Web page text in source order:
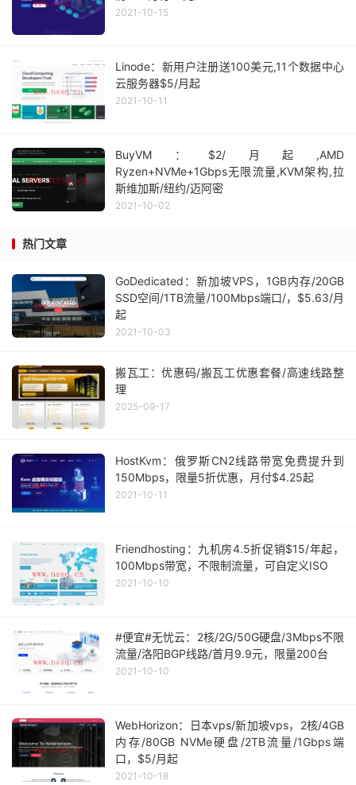
2021-10-15
Linode：新用户注册送100美元,11个数据中心
云服务器$5/月起
2021-10-11
BuyVM：$2/月起,AMD
Ryzen+NVMe+1Gbps无限流量,KVM架构,拉
斯维加斯/纽约/迈阿密
2021-10-02
热门文章
GoDedicated：新加坡VPS，1GB内存/20GB
SSD空间/1TB流量/100Mbps端口/，$5.63/月
起
2021-10-03
搬瓦工：优惠码/搬瓦工优惠套餐/高速线路整
理
2025-09-17
HostKvm：俄罗斯CN2线路带宽免费提升到
150Mbps，限量5折优惠，月付$4.25起
2021-10-11
Friendhosting：九机房4.5折促销$15/年起，
100Mbps带宽，不限制流量，可自定义ISO
2021-10-10
#便宜#无忧云：2核/2G/50G硬盘/3Mbps不限
流量/洛阳BGP线路/首月9.9元，限量200台
2021-10-10
WebHorizon：日本vps/新加坡vps，2核/4GB
内存/80GB NVMe硬盘/2TB流量/1Gbps端
口，$5/月起
2021-10-18